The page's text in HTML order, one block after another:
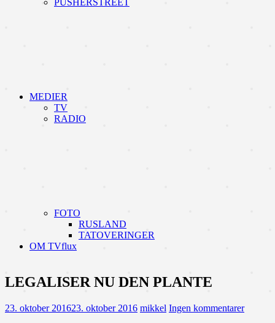
PUSHERSTREET
MEDIER
TV
RADIO
FOTO
RUSLAND
TATOVERINGER
OM TVflux
LEGALISER NU DEN PLANTE
23. oktober 201623. oktober 2016 mikkel Ingen kommentarer